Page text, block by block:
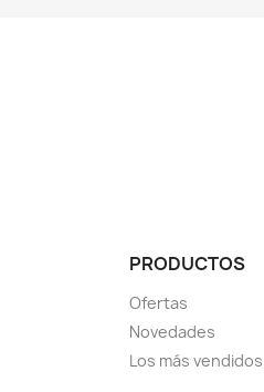
PRODUCTOS
Ofertas
Novedades
Los más vendidos